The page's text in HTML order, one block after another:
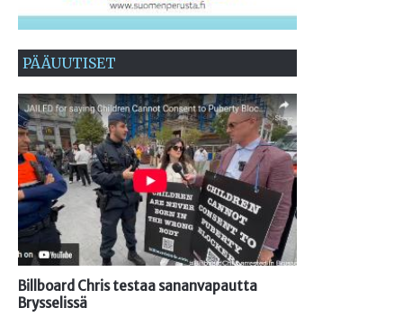
PÄÄUUTISET
Billboard Chris testaa sananvapautta
Brysselissä